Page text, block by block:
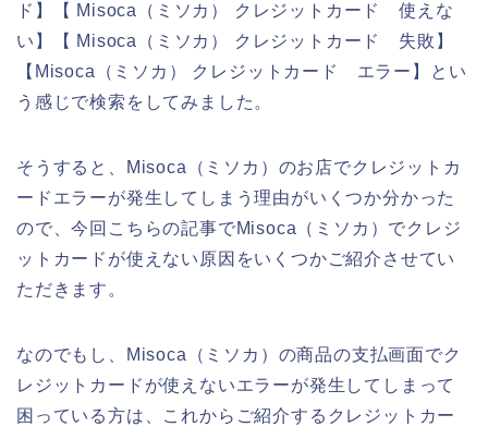
ド】【 Misoca（ミソカ） クレジットカード 使えな
い】【 Misoca（ミソカ） クレジットカード 失敗】
【Misoca（ミソカ） クレジットカード エラー】とい
う感じで検索をしてみました。
そうすると、Misoca（ミソカ）のお店でクレジットカ
ードエラーが発生してしまう理由がいくつか分かった
ので、今回こちらの記事でMisoca（ミソカ）でクレジ
ットカードが使えない原因をいくつかご紹介させてい
ただきます。
なのでもし、Misoca（ミソカ）の商品の支払画面でク
レジットカードが使えないエラーが発生してしまって
困っている方は、これからご紹介するクレジットカー